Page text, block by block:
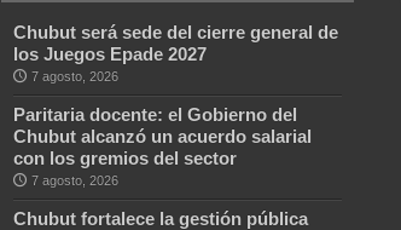
Chubut será sede del cierre general de
los Juegos Epade 2027
7 agosto, 2026
Paritaria docente: el Gobierno del
Chubut alcanzó un acuerdo salarial
con los gremios del sector
7 agosto, 2026
Chubut fortalece la gestión pública